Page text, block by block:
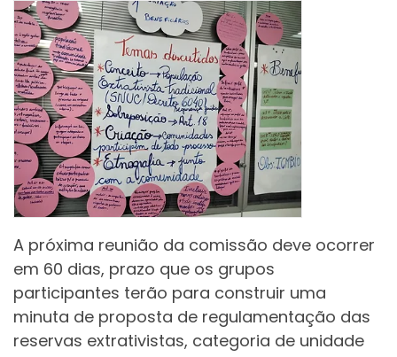
A próxima reunião da comissão deve ocorrer
em 60 dias, prazo que os grupos
participantes terão para construir uma
minuta de proposta de regulamentação das
reservas extrativistas, categoria de unidade